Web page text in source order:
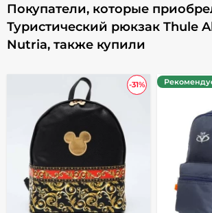
Покупатели, которые
Туристический рюкзак Thule
Nutria, также купили
-31%